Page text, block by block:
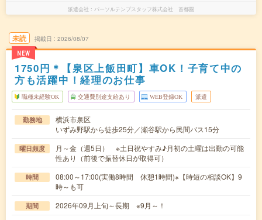
派遣会社 パーソルテンプスタッフ株式会社 首都圏
未読
NEW
掲載日 2026/08/07
1750円＊【泉区上飯田町】車OK！子育て中の
方も活躍中！経理のお仕事
職種未経験OK 交通費別途支給あり WEB登録OK 派遣
勤務地
横浜市泉区
いずみ野駅から徒歩25分／瀬谷駅から民間バス15分
曜日頻度
月～金（週5日） ※土日祝やすみ♪月初の土曜は出勤の可能
性あり（前後で振替休日が取得可）
時間
08:00～17:00(実働8時間 休憩1時間)※【時短の相談OK】9
時～も可
期間 2026年09月上旬～長期 ※9月～！